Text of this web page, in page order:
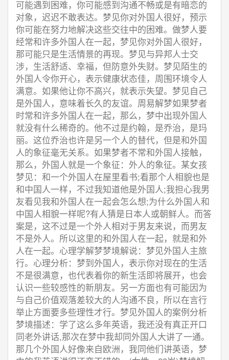
可能遇到困难，你可能感到沟通不畅或是有暗恋的
对象，迟迟不敢表达。梦见你对外国人很好，预示
你可能在努力地解决这些交往中的困难。做梦人要
经常和许多外国人在一起，梦见你对外国人很好，
那可能只是生活情景的再现。梦见与异邦人士交
涉，生活舒适、幸福，但防意外失财。梦见陌生的
外国人令你开心，表示健康状态佳，周围环境令人
满意。如果他让你不高兴，就表示失望。梦见自己
是外国人，意味着长久的友谊。周易解梦如果梦者
时常和许多外国人在一起，那么，梦中出现外国人
就没有什么稀奇的。他不过是约翰，是乔治，是玛
丽。这位乔治也许是另一个人的替代，但是和外国
人的象征毫无关系。如果梦者不常和外国人接触，
那么，外国人就是一个象征：外人的象征。某女孩
梦见：和一个外国人在屋里看书;看那个人相貌也是
和中国人一样，不过我知道他是外国人;我担心我男
友看见我和外国人在一起会怎么想;为什么外国人和
中国人相貌一样呢?有人猜是日本人或朝鲜人。而答
案是，这不过是一个外人相对于男友来说，而男友
不是外人。所以这里的和外国人在一起，就是和外
人在一起。心理学解梦梦境解说：梦见外国人主旅
行。心理分析：梦到外国人，表示你对现在的生活
不是很满意，也代表着你的新生活即将展开，也会
认识一些较感性的新朋友。另一方面也有可能因为
与自己价值观落差较大的人沟通不良，所以在言行
举止方面要多些理性才行。梦见外国人的案例分析
梦境描述：学了这么多年英语，我还没有真正开口
同老外讲话,那次在梦中我却同外国人大讲了一通。
那几个外国人好像来自欧洲，我同他们讲英语，梦